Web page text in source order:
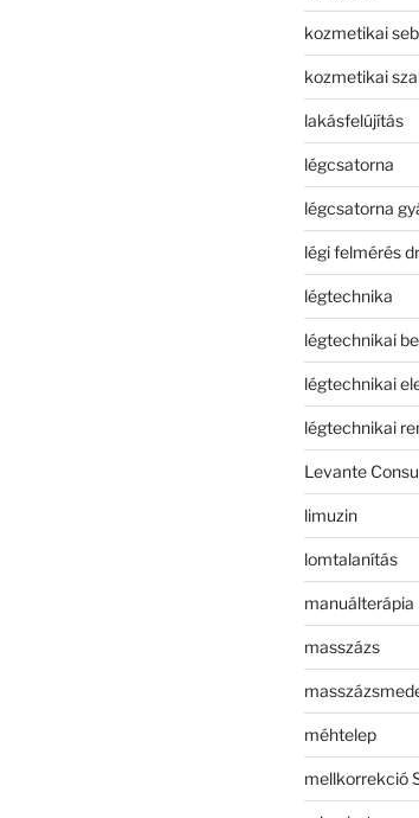
kozmetikai
kozmetikai
lakásfelújítás
légcsatorna
légcsatorna
légi felmérés
légtechnika
légtechnikai
légtechnikai
légtechnikai
Levante
limuzin
lomtalanítás
manuálterápia
masszázs
méhtelep
mellkorrekció